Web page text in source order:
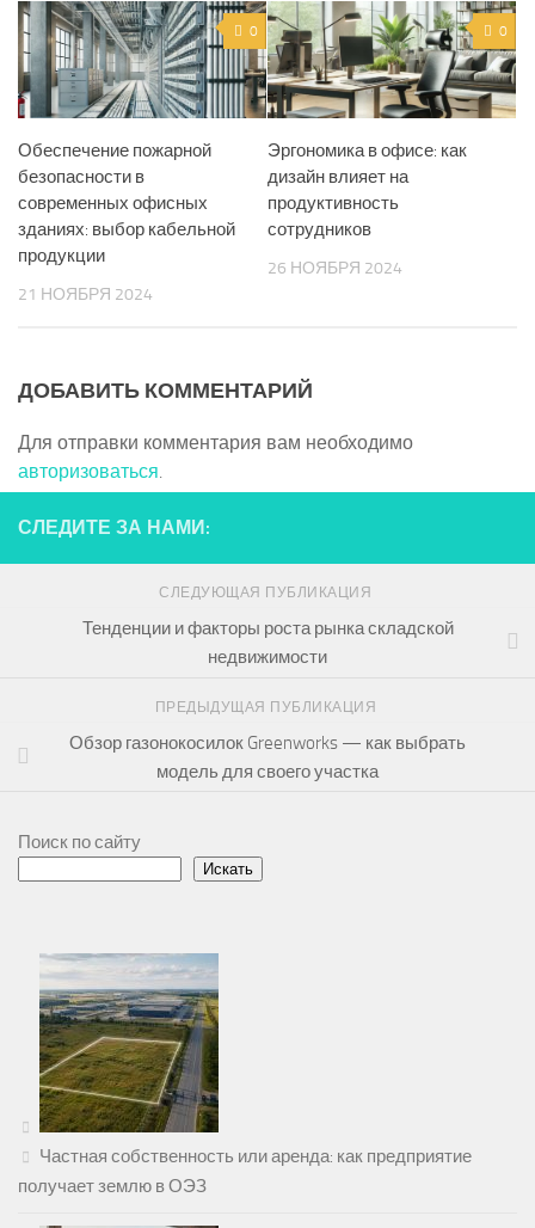
0
Обеспечение пожарной
безопасности в
современных офисных
зданиях: выбор кабельной
продукции
21 НОЯБРЯ 2024
0
Эргономика в офисе: как
дизайн влияет на
продуктивность
сотрудников
26 НОЯБРЯ 2024
ДОБАВИТЬ КОММЕНТАРИЙ
Для отправки комментария вам необходимо
авторизоваться.
СЛЕДИТЕ ЗА НАМИ:
СЛЕДУЮЩАЯ ПУБЛИКАЦИЯ
Тенденции и факторы роста рынка складской
недвижимости
ПРЕДЫДУЩАЯ ПУБЛИКАЦИЯ
Обзор газонокосилок Greenworks — как выбрать
модель для своего участка
Поиск по сайту
Искать
Частная собственность или аренда: как предприятие
получает землю в ОЭЗ